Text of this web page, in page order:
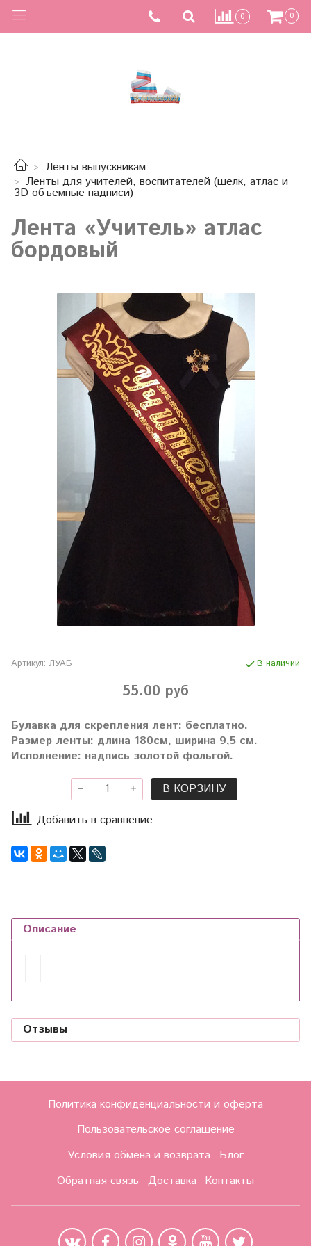
0 0
Ленты выпускникам
Ленты для учителей, воспитателей (шелк, атлас и
3D объемные надписи)
Лента «Учитель» атлас
бордовый
Артикул: ЛУАБ В наличии
55.00 руб
Булавка для скрепления лент: бесплатно.
Размер ленты: длина 180см, ширина 9,5 см.
Исполнение: надпись золотой фольгой.
В КОРЗИНУ
Добавить в сравнение
Описание
Отзывы
Политика конфиденциальности и оферта
Пользовательское соглашение
Условия обмена и возврата
Блог
Обратная связь
Доставка Контакты